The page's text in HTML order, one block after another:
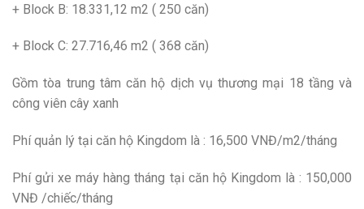
+ Block B: 18.331,12 m2 ( 250 căn)
+ Block C: 27.716,46 m2 ( 368 căn)
Gồm tòa trung tâm căn hộ dịch vụ thương mại 18 tầng và
công viên cây xanh
Phí quản lý tại căn hộ Kingdom là : 16,500 VNĐ/m2/tháng
Phí gửi xe máy hàng tháng tại căn hộ Kingdom là : 150,000
VNĐ /chiếc/tháng